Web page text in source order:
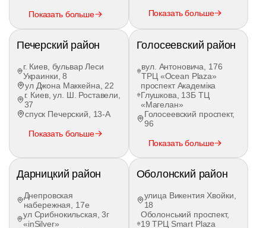
подготовки
Современный автопарк нашей школы состоит
Каждый ученик сам выбирает тип коробки
передач для обучения: классическая механика
(МКПП) или комфортный автомат (АКПП).
Практика проходит на оборудованном
автодроме автошколы и реальных городских
практики
Количество
часов
(грн)
Кому
курс
Для
профессионалов
вождения
9 500
Для тех, у
навыки и
сложные
Показать больше Показать больше
Печерский район
г. Киев, бульвар Леси
Украинки, 8
ул Джона Маккейна, 22
г. Киев, ул. Ш. Роставели,
37
спуск Печерский, 13-А
Показать больше
Голосеевский район
вул. Антоновича, 176
ТРЦ «Ocean Plaza»
проспект Академіка
Глушкова, 13Б ТЦ
«Магелан»
Голосеевский проспект,
96
Показать больше
Дарницкий район
Днепровская
набережная, 17е
ул Срибнокильская, 3г
«inSilver»
Оболонский район
улица Викентия Хвойки,
18
Оболонський проспект,
19 ТРЦ Smart Plaza